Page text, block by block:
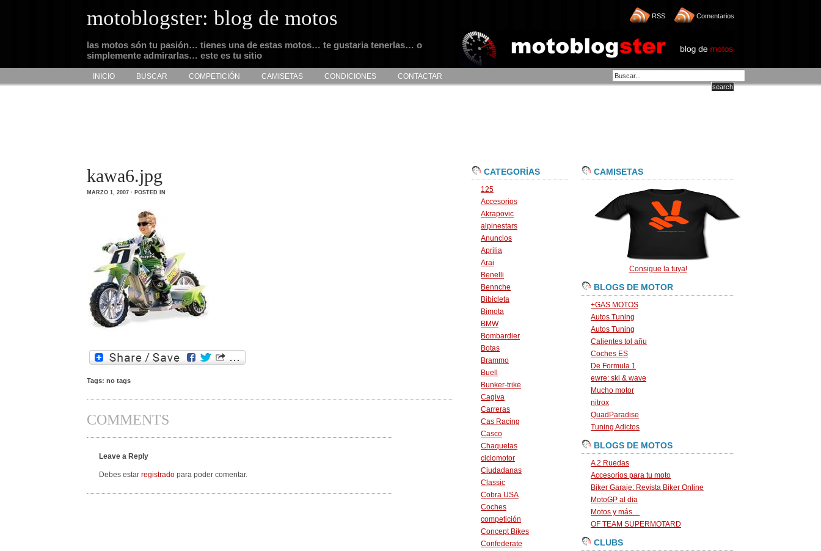
motoblogster: blog de motos
las motos són tu pasión… tienes una de estas motos… te gustaria tenerlas… o
simplemente admirarlas… este es tu sitio
RSS Comentarios
INICIO BUSCAR COMPETICIÓN CAMISETAS CONDICIONES CONTACTAR
kawa6.jpg
MARZO 1, 2007 · POSTED IN
Tags: no tags
COMMENTS
Leave a Reply
Debes estar registrado para poder comentar.
CATEGORÍAS
125
Accesorios
Akrapovic
alpinestars
Anuncios
Aprilia
Arai
Benelli
Bennche
Bibicleta
Bimota
BMW
Bombardier
Botas
Brammo
Buell
Bunker-trike
Cagiva
Carreras
Cas Racing
Casco
Chaquetas
ciclomotor
Ciudadanas
Classic
Cobra USA
Coches
competición
Concept Bikes
Confederate
CAMISETAS
Consigue la tuya!
BLOGS DE MOTOR
+GAS MOTOS
Autos Tuning
Autos Tuning
Calientes tol añu
Coches ES
De Formula 1
ewre: ski & wave
Mucho motor
nitrox
QuadParadise
Tuning Adictos
BLOGS DE MOTOS
A 2 Ruedas
Accesorios para tu moto
Biker Garaje: Revista Biker Online
MotoGP al dia
Motos y más…
OF TEAM SUPERMOTARD
CLUBS